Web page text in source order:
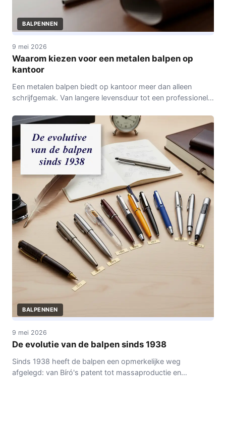
BALPENNEN
9 mei 2026
Waarom kiezen voor een metalen balpen op
kantoor
Een metalen balpen biedt op kantoor meer dan alleen
schrijfgemak. Van langere levensduur tot een professionele
BALPENNEN
9 mei 2026
De evolutie van de balpen sinds 1938
Sinds 1938 heeft de balpen een opmerkelijke weg
afgelegd: van Bíró's patent tot massaproductie en